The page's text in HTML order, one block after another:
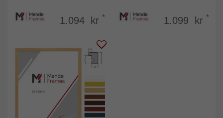
1.094 kr * 1.099 kr *